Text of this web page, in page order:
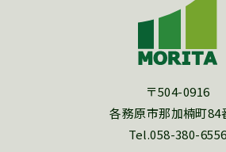
〒504-0916
各務原市那加楠町84
Tel.058-380-6556